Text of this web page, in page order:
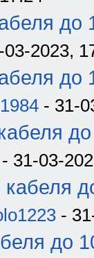
до
03-2023,
до
- 31-
до
- 31-03-
-
до